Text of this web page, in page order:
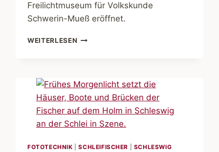
Freilichtmuseum für Volkskunde
Schwerin-Mueß eröffnet.
WEITERLESEN ZEITENWENDE.
UND
SCHWERINER
SEE
FOTOTECHNIK |SCHLEIFISCHER SCHLESWIG